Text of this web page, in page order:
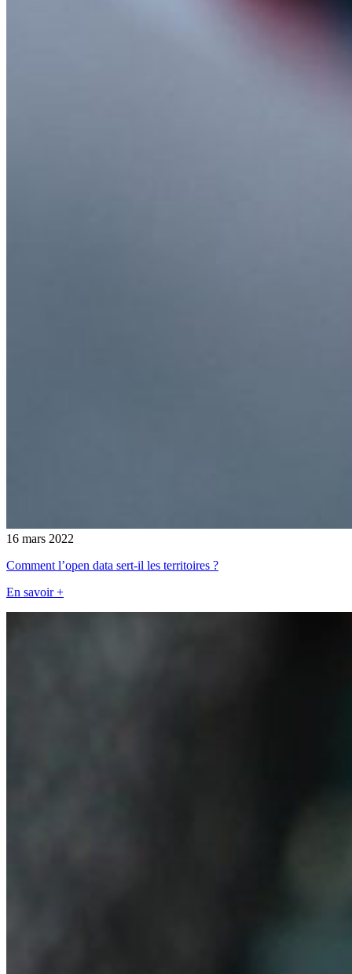
16 mars 2022
Comment l’open data sert-il les territoires ?
En savoir +